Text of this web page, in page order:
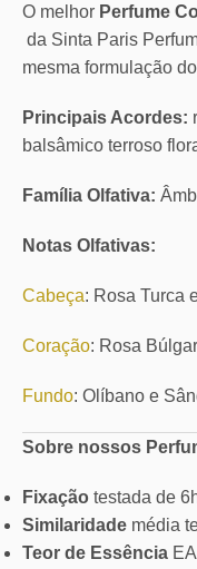
O melhor Perfume
da Sinta Paris
mesma formulação
Principais Acordes:
balsâmico terroso
Família Olfativa:
Notas Olfativas:
Cabeça: Rosa Turca
Coração: Rosa
Fundo: Olíbano e
Sobre nossos
Fixação testada de
Similaridade média
Teor de Essência